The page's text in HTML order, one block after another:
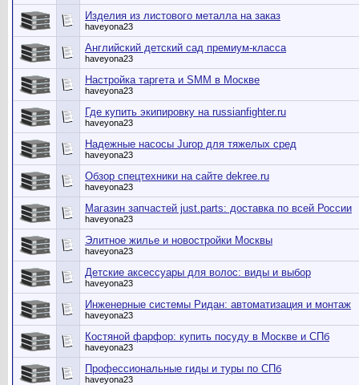
Изделия из листового металла на заказ
haveyona23
Английский детский сад премиум-класса
haveyona23
Настройка таргета и SMM в Москве
haveyona23
Где купить экипировку на russianfighter.ru
haveyona23
Надежные насосы Jurop для тяжелых сред
haveyona23
Обзор спецтехники на сайте dekree.ru
haveyona23
Магазин запчастей just.parts: доставка по всей России
haveyona23
Элитное жилье и новостройки Москвы
haveyona23
Детские аксессуары для волос: виды и выбор
haveyona23
Инженерные системы Ридан: автоматизация и монтаж
haveyona23
Костяной фарфор: купить посуду в Москве и СПб
haveyona23
Профессиональные гиды и туры по СПб
haveyona23